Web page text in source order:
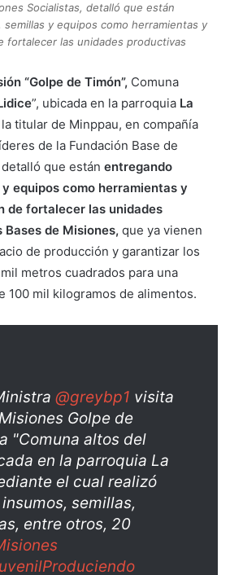
Socialistas, detalló que están
y equipos como herramientas y
fortalecer las unidades productivas
“Golpe de Timón”, Comuna
”, ubicada en la parroquia La
la titular de Minppau, en compañía
de la Fundación Base de
que están entregando
equipos como herramientas y
de fortalecer las unidades
de Misiones, que ya vienen
de producción y garantizar los
metros cuadrados para una
100 mil kilogramos de alimentos.
@greybp1 visita
Golpe de
"Comuna altos del
en la parroquia La
el cual realizó
semillas,
entre otros, 20